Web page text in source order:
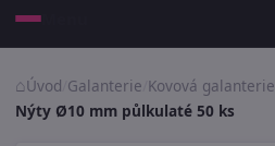
Úvod Galanterie Kovová galanterie
Nýty Ø10 mm půlkulaté 50 ks